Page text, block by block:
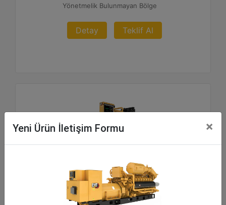
Yönetmelik Bulunmayan Bölge
Detay Teklif Al
C3.3 | DE50E0
Minimum Değer :
Yeni Ürün İletişim Formu ×